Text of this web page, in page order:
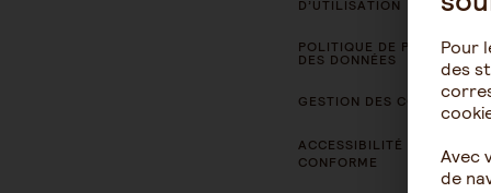
D’UTILISATION
POLITIQUE DE PROTECTION
DES DONNÉES
GESTION DES COOKIES
ACCESSIBILITÉ : NON
CONFORME
Pour
des
Avec
de